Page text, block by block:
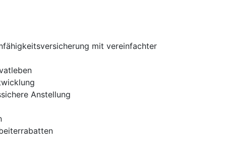
mit vereinfachter
Anstellung